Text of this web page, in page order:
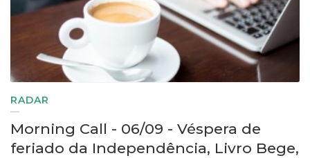
RADAR
Morning Call - 06/09 - Véspera de
feriado da Independência, Livro Bege,